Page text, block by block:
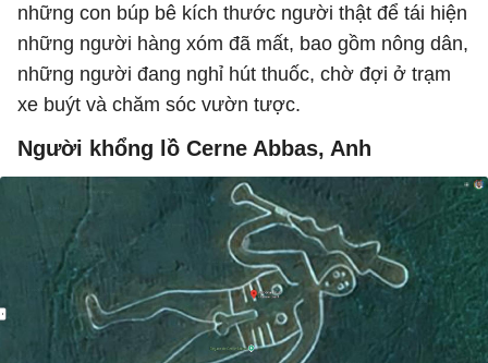
những con búp bê kích thước người thật để tái hiện
những người hàng xóm đã mất, bao gồm nông dân,
những người đang nghỉ hút thuốc, chờ đợi ở trạm
xe buýt và chăm sóc vườn tược.
Người khổng lồ Cerne Abbas, Anh